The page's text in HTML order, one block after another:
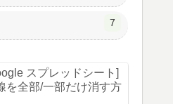
7
スプレッドシート]
を全部/一部だけ消す方